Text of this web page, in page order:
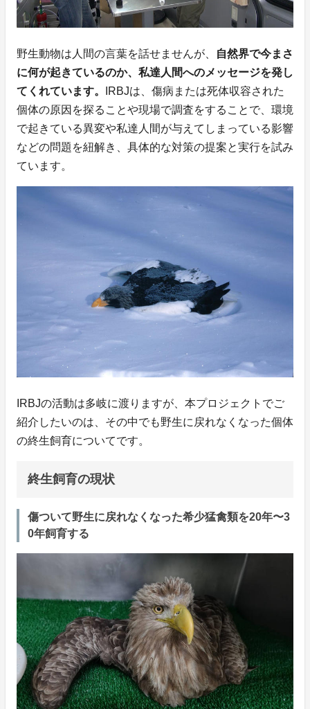
野生動物は人間の言葉を話せませんが、
自然界で今まさ
に何が起きているのか、私達人間へのメッセージを発し
てくれています。
IRBJは、傷病または死体収容された
個体の原因を探ることや現場で調査をすることで、環境
で起きている異変や私達人間が与えてしまっている影響
などの問題を紐解き、具体的な対策の提案と実行を試み
ています。
IRBJの活動は多岐に渡りますが、本プロジェクトでご
紹介したいのは、その中でも野生に戻れなくなった個体
の終生飼育についてです。
終生飼育の現状
傷ついて野生に戻れなくなった希少猛禽類を20年〜3
0年飼育する